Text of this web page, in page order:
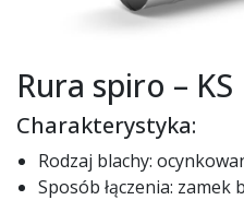
Rura spiro – KS
Charakterystyka:
Rodzaj blachy:
Sposób łączenia: zamek